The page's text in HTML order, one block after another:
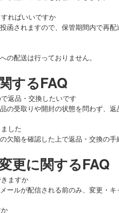
ればいいですか
函されますので、保管期間内で再
の配送は行っておりません。
するFAQ
返品・交換したいです
の受取りや開封の状態を問わず、
した
欠陥を確認した上で返品・交換の
更に関するFAQ
ますか
ールが配信される前のみ、変更・